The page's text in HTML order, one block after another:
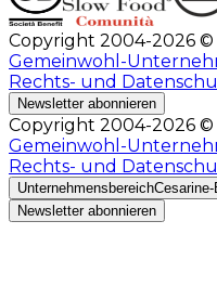
Copyright 2004-2026 ©
Gemeinwohl-
Rechts- und
Newsletter abonnieren
Copyright 2004-2026 ©
Gemeinwohl-
Rechts- und
Unternehmensbereich
Newsletter abonnieren